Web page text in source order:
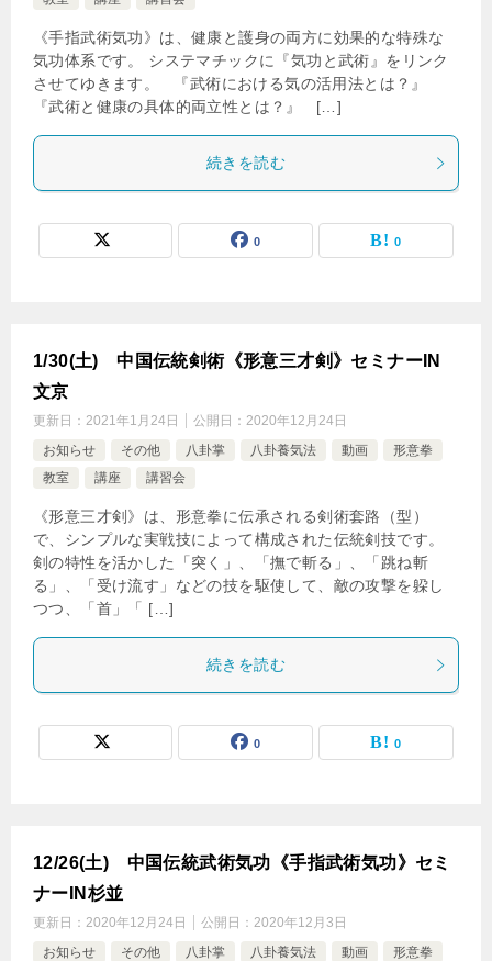
《手指武術気功》は、健康と護身の両方に効果的な特殊な
気功体系です。 システマチックに『気功と武術』をリンク
させてゆきます。 『武術における気の活用法とは？』
『武術と健康の具体的両立性とは？』 […]
続きを読む
0 0
1/30(土) 中国伝統剣術《形意三才剣》セミナーIN
文京
更新日： 2021年1月24日 公開日： 2020年12月24日
お知らせ
その他 八卦掌 八卦養気法 動画
形意拳
教室
講座 講習会
《形意三才剣》は、形意拳に伝承される剣術套路（型）
で、シンプルな実戦技によって構成された伝統剣技です。
剣の特性を活かした「突く」、「撫で斬る」、「跳ね斬
る」、「受け流す」などの技を駆使して、敵の攻撃を躱し
つつ、「首」「 […]
続きを読む
0 0
12/26(土) 中国伝統武術気功《手指武術気功》セミ
ナーIN杉並
更新日： 2020年12月24日 公開日： 2020年12月3日
お知らせ
その他 八卦掌 八卦養気法 動画 形意拳